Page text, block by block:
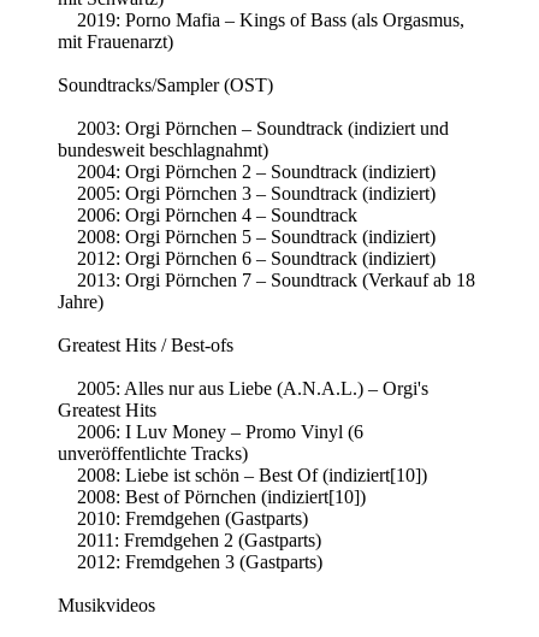
2019: Porno Mafia – Kings of Bass (als Orgasmus,
mit Frauenarzt)
Soundtracks/Sampler (OST)
2003: Orgi Pörnchen – Soundtrack (indiziert und
bundesweit beschlagnahmt)
2004: Orgi Pörnchen 2 – Soundtrack (indiziert)
2005: Orgi Pörnchen 3 – Soundtrack (indiziert)
2006: Orgi Pörnchen 4 – Soundtrack
2008: Orgi Pörnchen 5 – Soundtrack (indiziert)
2012: Orgi Pörnchen 6 – Soundtrack (indiziert)
2013: Orgi Pörnchen 7 – Soundtrack (Verkauf ab 18
Jahre)
Greatest Hits / Best-ofs
2005: Alles nur aus Liebe (A.N.A.L.) – Orgi's
Greatest Hits
2006: I Luv Money – Promo Vinyl (6
unveröffentlichte Tracks)
2008: Liebe ist schön – Best Of (indiziert[10])
2008: Best of Pörnchen (indiziert[10])
2010: Fremdgehen (Gastparts)
2011: Fremdgehen 2 (Gastparts)
2012: Fremdgehen 3 (Gastparts)
Musikvideos